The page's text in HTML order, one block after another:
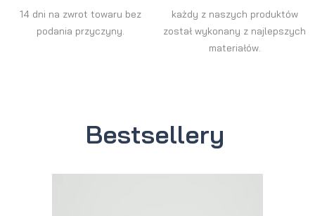
14 dni na zwrot towaru bez
podania przyczyny.
każdy z naszych produktów
został wykonany z najlepszych
materiałów.
Bestsellery